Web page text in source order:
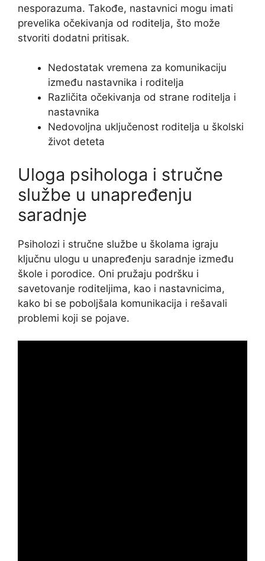
nesporazuma. Takođe, nastavnici mogu imati
prevelika očekivanja od roditelja, što može
stvoriti dodatni pritisak.
Nedostatak vremena za komunikaciju
između nastavnika i roditelja
Različita očekivanja od strane roditelja i
nastavnika
Nedovoljna uključenost roditelja u školski
život deteta
Uloga psihologa i stručne
službe u unapređenju
saradnje
Psiholozi i stručne službe u školama igraju
ključnu ulogu u unapređenju saradnje između
škole i porodice. Oni pružaju podršku i
savetovanje roditeljima, kao i nastavnicima,
kako bi se poboljšala komunikacija i rešavali
problemi koji se pojave.